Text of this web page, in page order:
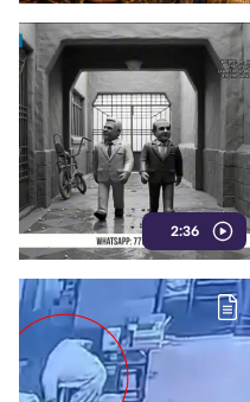
2:36